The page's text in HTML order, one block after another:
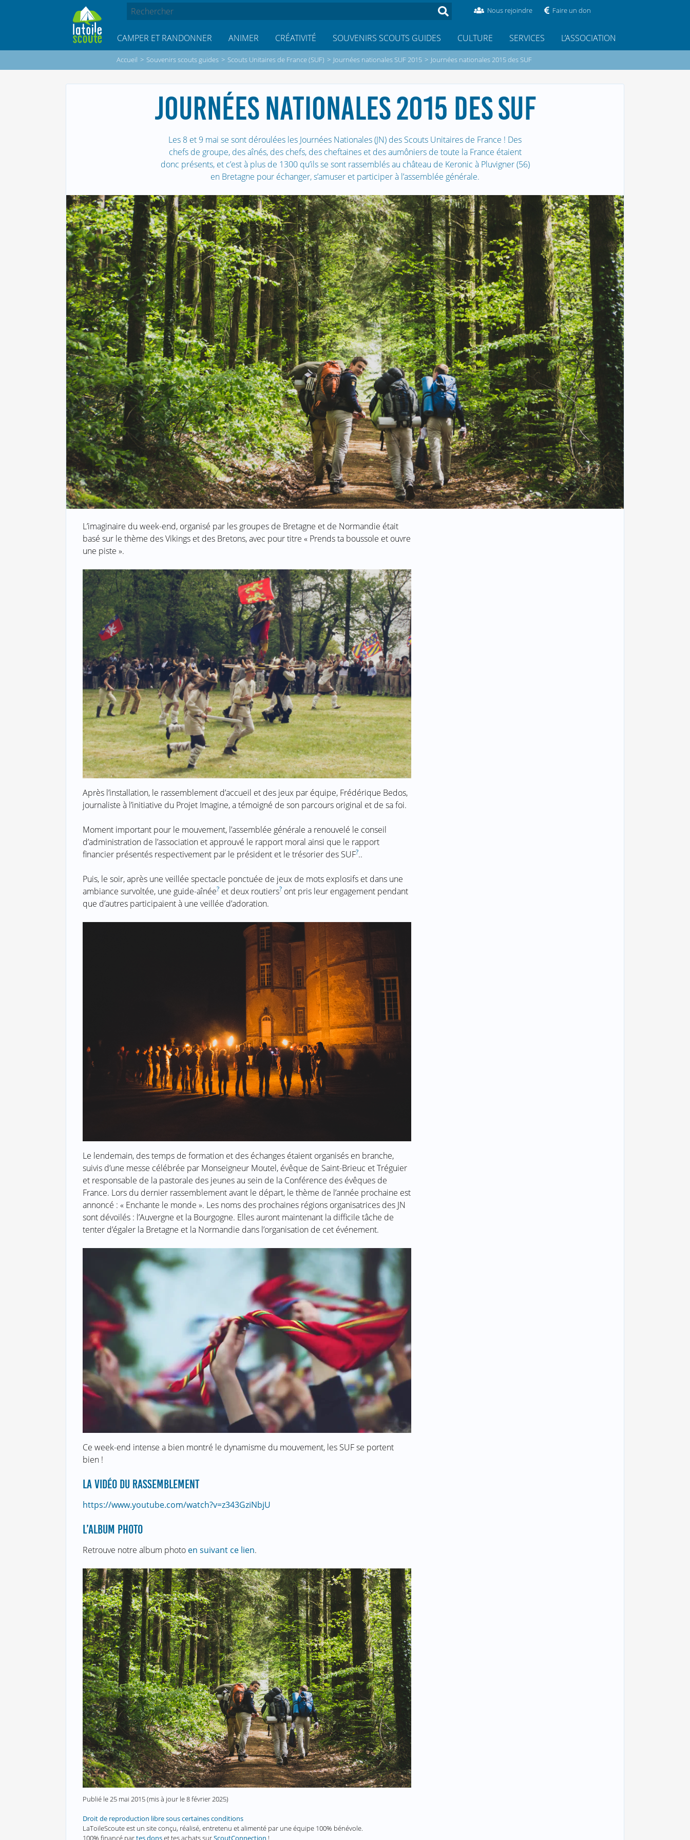
Nous rejoindre Faire un don
CAMPER ET RANDONNER ANIMER CRÉATIVITÉ SOUVENIRS SCOUTS GUIDES CULTURE SERVICES L’ASSOCIATION
Accueil > Souvenirs scouts guides > Scouts Unitaires de France (SUF) > Journées nationales SUF 2015 > Journées nationales 2015 des SUF
JOURNÉES NATIONALES 2015 DES SUF
Les 8 et 9 mai se sont déroulées les Journées Nationales (JN) des Scouts Unitaires de France ! Des
chefs de groupe, des aînés, des chefs, des cheftaines et des aumôniers de toute la France étaient
donc présents, et c’est à plus de 1300 qu’ils se sont rassemblés au château de Keronic à Pluvigner (56)
en Bretagne pour échanger, s’amuser et participer à l’assemblée générale.
L’imaginaire du week-end, organisé par les groupes de Bretagne et de Normandie était
basé sur le thème des Vikings et des Bretons, avec pour titre « Prends ta boussole et ouvre
une piste ».
Après l’installation, le rassemblement d’accueil et des jeux par équipe, Frédérique Bedos,
journaliste à l’initiative du Projet Imagine, a témoigné de son parcours original et de sa foi.
Moment important pour le mouvement, l’assemblée générale a renouvelé le conseil
d’administration de l’association et approuvé le rapport moral ainsi que le rapport
financier présentés respectivement par le président et le trésorier des SUF?..
Puis, le soir, après une veillée spectacle ponctuée de jeux de mots explosifs et dans une
ambiance survoltée, une guide-aînée?et deux routiers?ont pris leur engagement pendant
que d’autres participaient à une veillée d’adoration.
Le lendemain, des temps de formation et des échanges étaient organisés en branche,
suivis d’une messe célébrée par Monseigneur Moutel, évêque de Saint-Brieuc et Tréguier
et responsable de la pastorale des jeunes au sein de la Conférence des évêques de
France. Lors du dernier rassemblement avant le départ, le thème de l’année prochaine est
annoncé : « Enchante le monde ». Les noms des prochaines régions organisatrices des JN
sont dévoilés : l’Auvergne et la Bourgogne. Elles auront maintenant la difficile tâche de
tenter d’égaler la Bretagne et la Normandie dans l’organisation de cet événement.
Ce week-end intense a bien montré le dynamisme du mouvement, les SUF se portent
bien !
LA VIDÉO DU RASSEMBLEMENT
https://www.youtube.com/watch?v=z343GziNbjU
L’ALBUM PHOTO
Retrouve notre album photo en suivant ce lien.
Publié le25 mai 2015(mis à jour le8 février 2025)
Droit de reproduction libre sous certaines conditions
LaToileScoute est un site conçu, réalisé, entretenu et alimenté par une équipe 100% bénévole.
100% financé partes donset tes achats surScoutConnection !